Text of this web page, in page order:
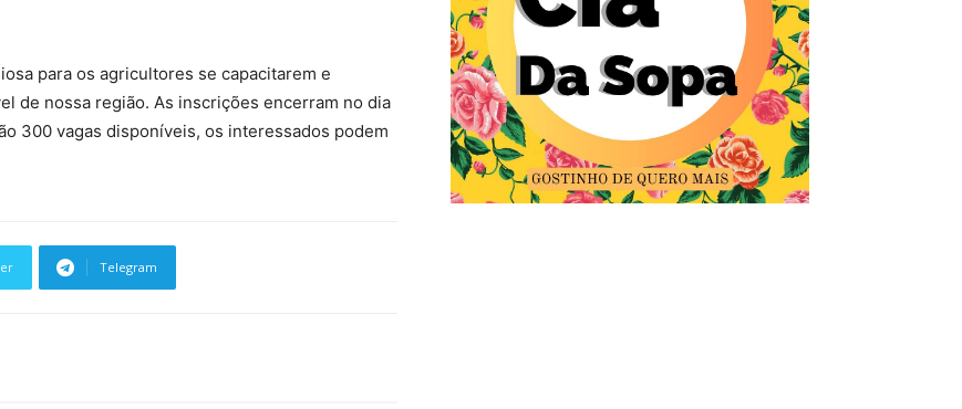
para os agricultores se capacitarem e
de nossa região. As inscrições encerram no dia
300 vagas disponíveis, os interessados podem
Telegram